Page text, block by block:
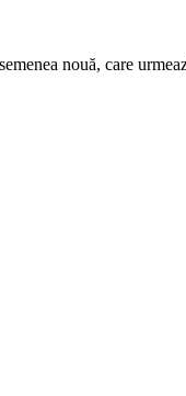
nouă, care